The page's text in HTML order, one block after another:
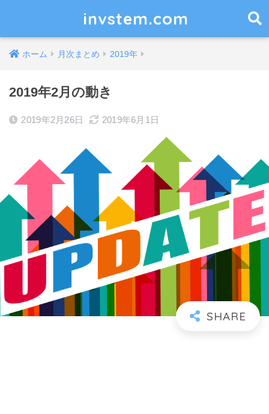
invstem.com
ホーム 月次まとめ 2019年
2019年2月の動き
2019年2月26日 2019年6月1日